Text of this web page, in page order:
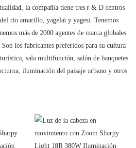
la compañía tiene tres r & D centros
río amarillo, yagelai y yagesi. Tenemos
más de 2000 agentes de marca globales
los fabricantes preferidos para su cultura
sala multifunción, salón de banquetes
iluminación del paisaje urbano y otros